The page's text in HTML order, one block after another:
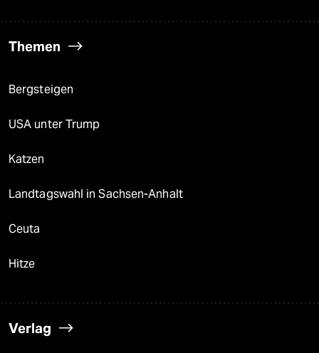
Themen
Bergsteigen
USA unter Trump
Katzen
Landtagswahl in Sachsen-Anhalt
Ceuta
Hitze
Verlag